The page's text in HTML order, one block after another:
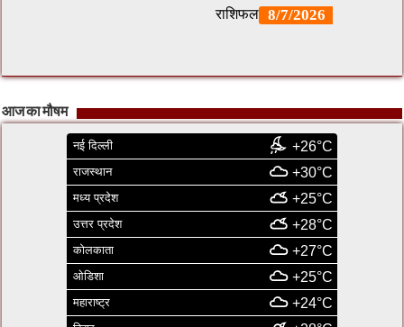
आज का मौषम
नई दिल्ली +26°C
राजस्थान +30°C
मध्य प्रदेश +25°C
उत्तर प्रदेश +28°C
कोलकाता +27°C
ओडिशा +25°C
महाराष्ट्र +24°C